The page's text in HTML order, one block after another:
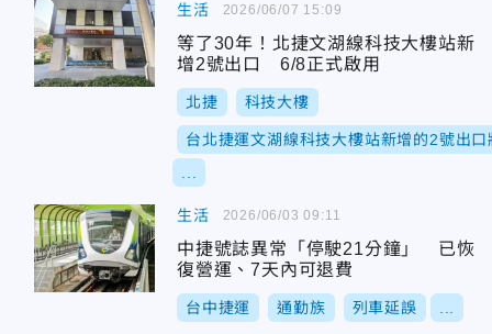
生活
等了30年！北捷文湖線科技大樓站新
增2號出口 6/8正式啟用
北捷 科技大樓
台北捷運文湖線科技大樓站新增的2號出
2026/06/07 15:09
生活
中捷號誌異常「停駛21分鐘」 已恢
復營運、7天內可退費
台中捷運 通勤族 列車延誤
2026/06/03 09:11